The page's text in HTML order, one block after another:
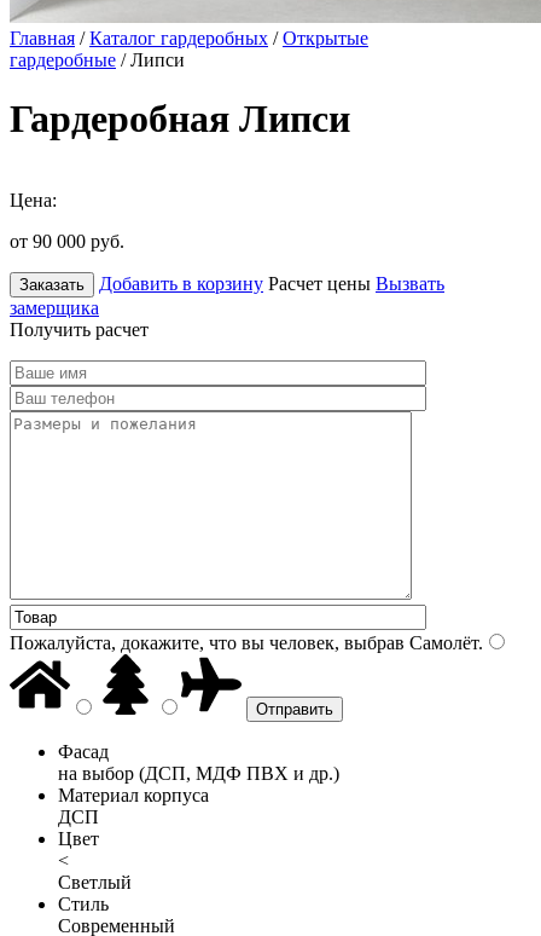
Главная /Каталог гардеробных /Открытые
гардеробные / Липси
Гардеробная Липси
Цена:
от 90 000 руб.
Заказать Добавить в корзину Расчет цены Вызвать
замерщика
Получить расчет
Пожалуйста, докажите, что вы человек, выбрав Самолёт.
Фасад
на выбор (ДСП, МДФ ПВХ и др.)
Материал корпуса
ДСП
Цвет
<
Светлый
Стиль
Современный